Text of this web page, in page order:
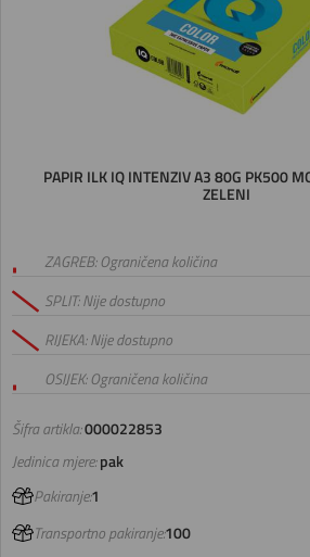
PAPIR ILK IQ INTENZIV A3 80G PK500
ZELENI
Šifra artikla:000022853
ZAGREB: Ograničena količina
SPLIT: Nije dostupno
RIJEKA: Nije dostupno
OSIJEK: Ograničena količina
Jedinica mjere:pak
Pakiranje:1
Transportno pakiranje:100